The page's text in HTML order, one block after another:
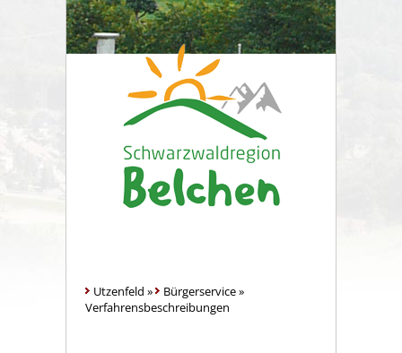
Utzenfeld » Bürgerservice»
Verfahrensbeschreibungen